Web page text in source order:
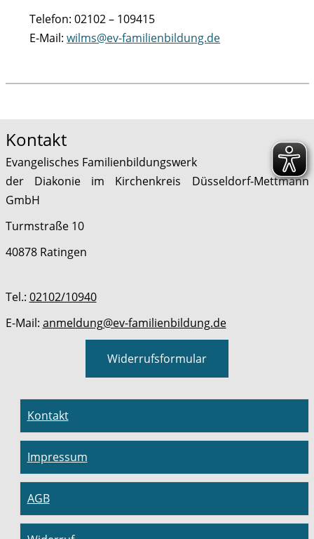
Telefon: 02102 – 109415
E-Mail:wilms@ev-familienbildung.de
Kontakt
Evangelisches Familienbildungswerk
der Diakonie im Kirchenkreis Düsseldorf-Mettmann
GmbH
Turmstraße 10
40878 Ratingen
Tel.: 02102/10940
E-Mail: anmeldung@ev-familienbildung.de
Widerrufsformular
Kontakt
Impressum
AGB